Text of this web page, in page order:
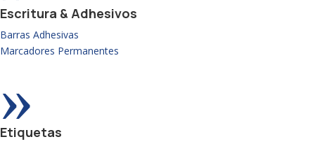
Escritura & Adhesivos
Barras Adhesivas
Marcadores Permanentes
»
Etiquetas